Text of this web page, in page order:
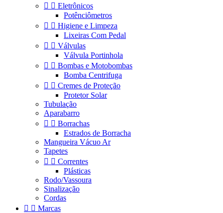
  Eletrônicos
Potênciômetros
  Higiene e Limpeza
Lixeiras Com Pedal
  Válvulas
Válvula Portinhola
  Bombas e Motobombas
Bomba Centrifuga
  Cremes de Proteção
Protetor Solar
Tubulação
Aparabarro
  Borrachas
Estrados de Borracha
Mangueira Vácuo Ar
Tapetes
  Correntes
Plásticas
Rodo/Vassoura
Sinalização
Cordas
  Marcas